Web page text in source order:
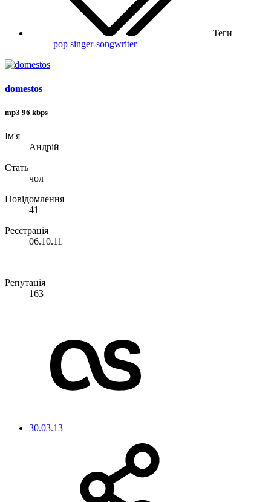
Теги
pop singer-songwriter
domestos
mp3 96 kbps
Ім'я
Андрій
Стать
чол
Повідомлення
41
Реєстрація
06.10.11
Репутація
163
30.03.13